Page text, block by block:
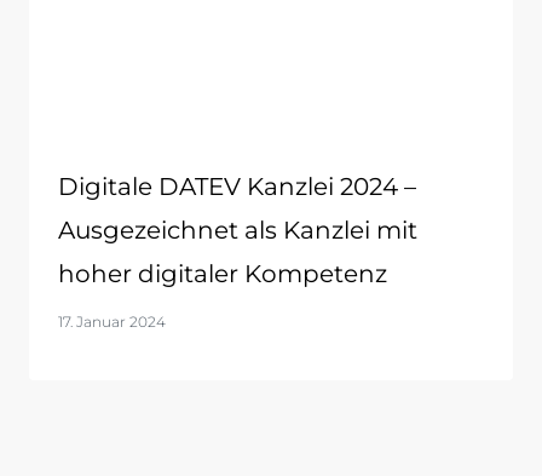
Digitale DATEV Kanzlei 2024 –
Ausgezeichnet als Kanzlei mit
hoher digitaler Kompetenz
17. Januar 2024